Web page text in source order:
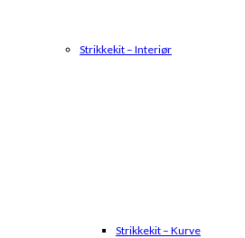
Strikkekit – Interiør
Strikkekit – Kurve